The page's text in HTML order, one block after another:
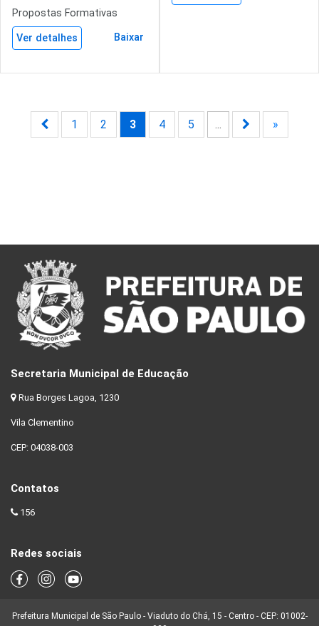
Propostas Formativas
Ver detalhes Baixar
1 2 3 4 5 ... »
Secretaria Municipal de Educação
Rua Borges Lagoa, 1230
Vila Clementino
CEP: 04038-003
Contatos
156
Redes sociais
Prefeitura Municipal de São Paulo - Viaduto do Chá, 15 - Centro - CEP: 01002-